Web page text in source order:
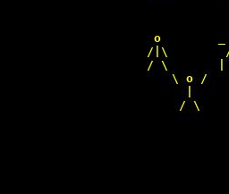
o
/|\
/ \
\ o /
|
/ \